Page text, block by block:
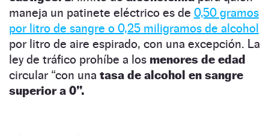
maneja un patinete eléctrico es de 0,50 gramos
por litro de sangre o 0,25 miligramos de alcohol
por litro de aire espirado, con una excepción. La
ley de tráfico prohíbe a los menores de edad
circular “con una tasa de alcohol en sangre
superior a 0”.